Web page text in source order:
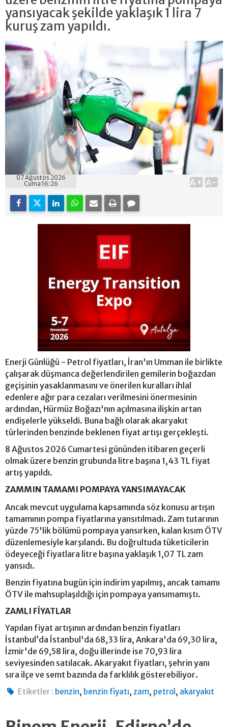
yansıyacak şekilde yaklaşık 1 lira 7
kuruş zam yapıldı.
07 Ağustos 2026
Cuma 16:26
A+ A-
Enerji Günlüğü - Petrol fiyatları, İran'ın Umman ile birlikte
çalışarak düşmanca değerlendirilen gemilerin boğazdan
geçişinin yasaklanmasını ve önerilen kuralları ihlal
edenlere ağır para cezaları verilmesini önermesinin
ardından, Hürmüz Boğazı'nın açılmasına ilişkin artan
endişelerle yükseldi. Buna bağlı olarak akaryakıt
türlerinden benzinde beklenen fiyat artışı gerçekleşti.
8 Ağustos 2026 Cumartesi gününden itibaren geçerli
olmak üzere benzin grubunda litre başına 1,43 TL fiyat
artış yapıldı.
ZAMMIN TAMAMI POMPAYA YANSIMAYACAK
Ancak mevcut uygulama kapsamında söz konusu artışın
tamamının pompa fiyatlarına yansıtılmadı. Zam tutarının
yüzde 75'lik bölümü pompaya yansırken, kalan kısım ÖTV
düzenlemesiyle karşılandı. Bu doğrultuda tüketicilerin
ödeyeceği fiyatlara litre başına yaklaşık 1,07 TL zam
yansıdı.
Benzin fiyatına bugün için indirim yapılmış, ancak tamamı
ÖTV ile mahsuplaşıldığı için pompaya yansımamıştı.
ZAMLI FİYATLAR
Yapılan fiyat artışının ardından benzin fiyatları
İstanbul’da İstanbul'da 68,33 lira, Ankara'da 69,30 lira,
İzmir'de 69,58 lira, doğu illerinde ise 70,93 lira
seviyesinden satılacak. Akaryakıt fiyatları, şehrin yanı
sıra ilçe ve semt bazında da farklılık gösterebiliyor.
Etiketler : benzin, benzin fiyatı, zam, petrol , akaryakıt